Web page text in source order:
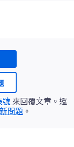
號 來回覆文章。還
問題 。